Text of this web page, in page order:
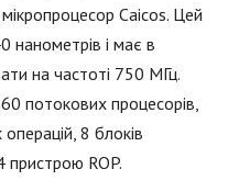
Caicos. Цей
нанометрів і має в
на частоті 750 МГц.
потокових процесорів,
8 блоків
пристрою ROP.